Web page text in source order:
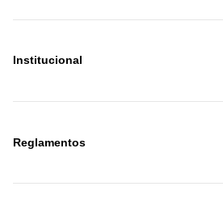
Institucional
Reglamentos